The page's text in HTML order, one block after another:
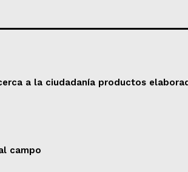
a la ciudadanía productos
campo